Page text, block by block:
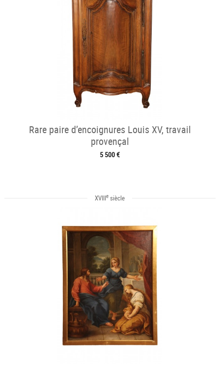
Rare paire d’encoignures Louis XV, travail
provençal
5 500 €
XVIIIe siècle